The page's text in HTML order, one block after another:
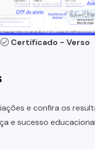
Certificado - Verso
e confira os
e sucesso